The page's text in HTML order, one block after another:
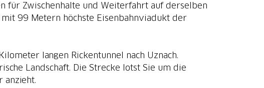
für Zwischenhalte und Weiterfahrt auf derselben
99 Metern höchste Eisenbahnviadukt der
langen Rickentunnel nach Uznach.
Landschaft. Die Strecke lotst Sie um die
anzieht.